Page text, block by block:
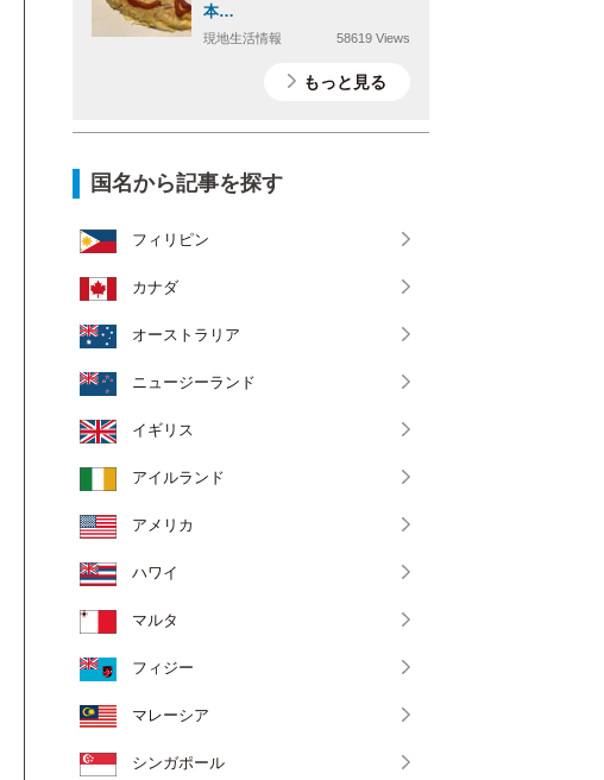
本…
現地生活情報 58619 Views
もっと見る
国名から記事を探す
フィリピン
カナダ
オーストラリア
ニュージーランド
イギリス
アイルランド
アメリカ
ハワイ
マルタ
フィジー
マレーシア
シンガポール